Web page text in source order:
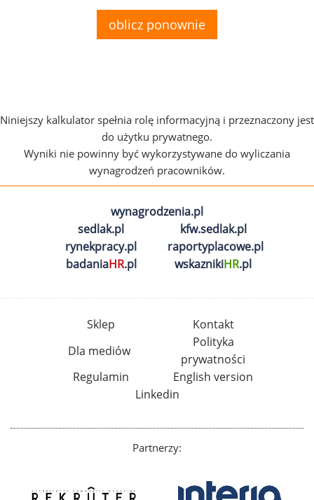
oblicz ponownie
Niniejszy kalkulator spełnia rolę informacyjną i przeznaczony jest
do użytku prywatnego.
Wyniki nie powinny być wykorzystywane do wyliczania
wynagrodzeń pracowników.
wynagrodzenia.pl
sedlak.pl
kfw.sedlak.pl
rynekpracy.pl
raportyplacowe.pl
badaniaHR.pl wskaznikiHR.pl
Sklep
Kontakt
Dla mediów
Polityka
prywatności
Regulamin
English version
Linkedin
Partnerzy: